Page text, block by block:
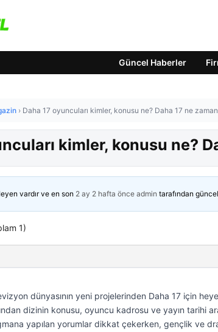
Güncel Haberler
› Daha 17 oyuncuları kimler, konusu ne? Daha 17 ne
kimler, konusu ne?
vardır ve en son 2 ay 2 hafta önce admin tarafından
1)
dünyasının yeni projelerinden Daha 17 için
dizinin konusu, oyuncu kadrosu ve yayın tarihi
yapılan yorumlar dikkat çekerken, gençlik ve